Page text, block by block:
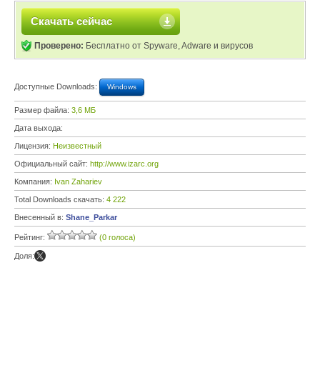
Скачать сейчас
Проверено: Бесплатно от Spyware, Adware и вирусов
Доступные Downloads: Windows
Размер файла: 3,6 МБ
Дата выхода:
Лицензия: Неизвестный
Официальный сайт: http://www.izarc.org
Компания: Ivan Zahariev
Total Downloads скачать: 4 222
Внесенный в: Shane_Parkar
Рейтинг: (0 голоса)
Доля: